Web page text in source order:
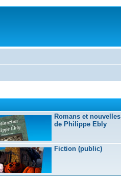
Romans et nouvelles
de Philippe Ebly
Fiction (public)